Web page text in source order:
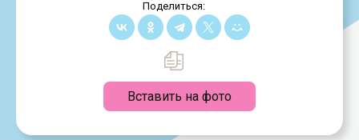
Поделиться:
Вставить на фото